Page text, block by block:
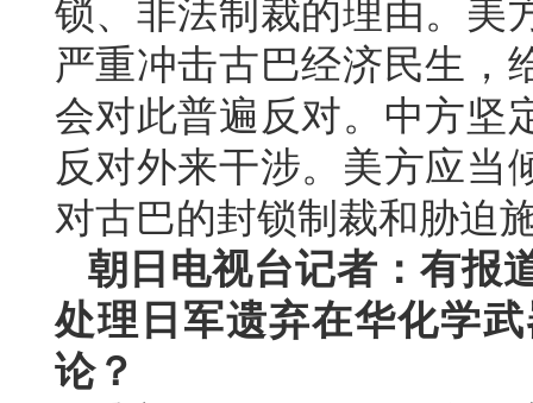
锁、非法制裁的理由。美
严重冲击古巴经济民生，
会对此普遍反对。中方坚
反对外来干涉。美方应当
对古巴的封锁制裁和胁迫
朝日电视台记者：有报
处理日军遗弃在华化学
论？